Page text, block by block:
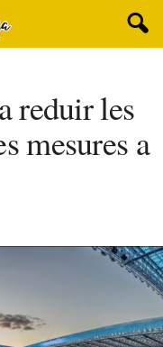
reduir les
mesures a